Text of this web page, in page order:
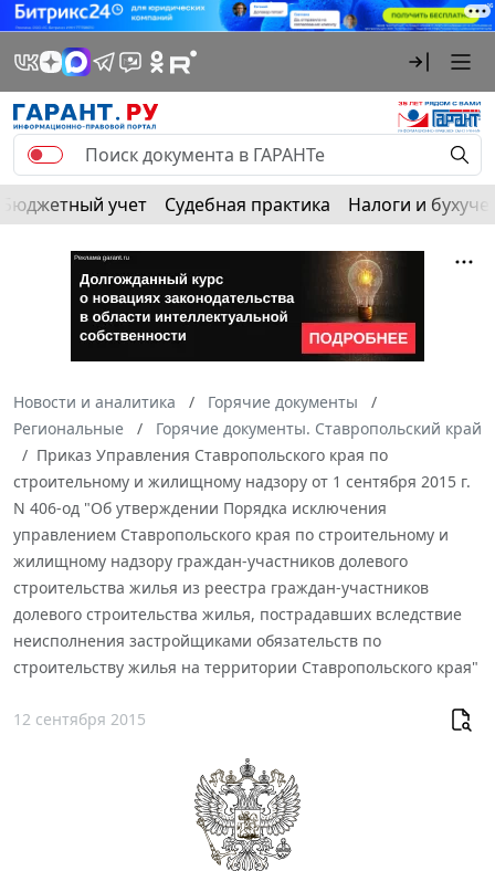
Бюджетный учет Судебная практика Налоги и
Новости и аналитика
Горячие документы
Региональные
Горячие документы. Ставропольский край
Приказ Управления Ставропольского края по
строительному и жилищному надзору от 1 сентября 2015 г.
N 406-од "Об утверждении Порядка исключения
управлением Ставропольского края по строительному и
жилищному надзору граждан-участников долевого
строительства жилья из реестра граждан-участников
долевого строительства жилья, пострадавших вследствие
неисполнения застройщиками обязательств по
строительству жилья на территории Ставропольского края"
12 сентября 2015